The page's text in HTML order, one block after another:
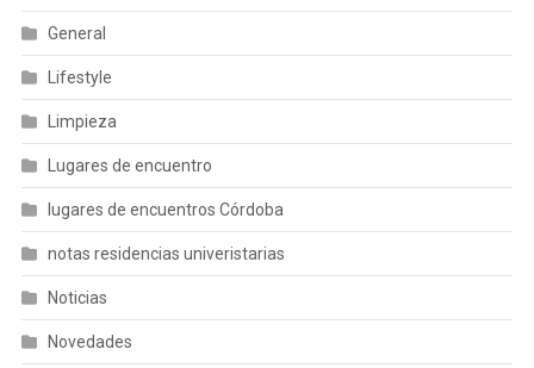
General
Lifestyle
Limpieza
Lugares de encuentro
lugares de encuentros Córdoba
notas residencias univeristarias
Noticias
Novedades